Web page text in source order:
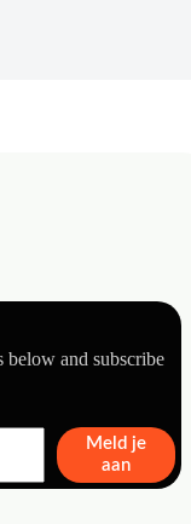
below and subscribe
Meld je
aan